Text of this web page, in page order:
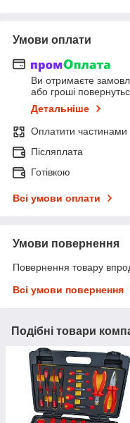
Умови оплати
Ви отримаєте
або гроші
Детальніше
Оплатити частинами
Післяплата
Готівкою
Всі умови оплати
Умови повернення
Повернення товару
Всі умови повернення
Подібні товари